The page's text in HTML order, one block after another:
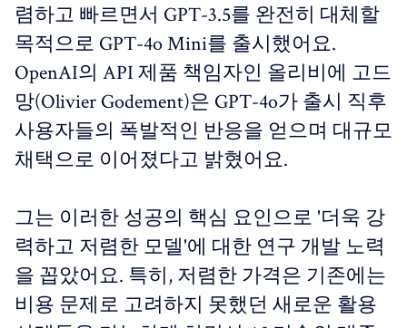
렴하고 빠르면서 GPT-3.5를 완전히 대체할
목적으로 GPT-4o Mini를 출시했어요.
OpenAI의 API 제품 책임자인 올리비에 고드
망(Olivier Godement)은 GPT-4o가 출시 직후
사용자들의 폭발적인 반응을 얻으며 대규모
채택으로 이어졌다고 밝혔어요.
그는 이러한 성공의 핵심 요인으로 '더욱 강
력하고 저렴한 모델'에 대한 연구 개발 노력
을 꼽았어요. 특히, 저렴한 가격은 기존에는
비용 문제로 고려하지 못했던 새로운 활용